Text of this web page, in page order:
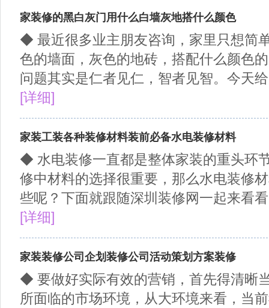
家装修的黑白灰门用什么白墙灰地搭什么颜色
◆ 最近很多业主朋友咨询，家里只想简
色的墙面，灰色的地砖，搭配什么颜色
问题其实是仁者见仁，智者见智。今天
[详细]
家装工装各种装修材料装前必备水电装修材料
◆ 水电装修一直都是整体家装的重头环
修中材料的选择很重要，那么水电装修
些呢？下面就跟随深圳装修网一起来看
[详细]
家装装修公司企划装修公司活动策划方案装修
◆ 要做好实际有效的营销，首先得清晰
所面临的市场环境，从大环境来看，当